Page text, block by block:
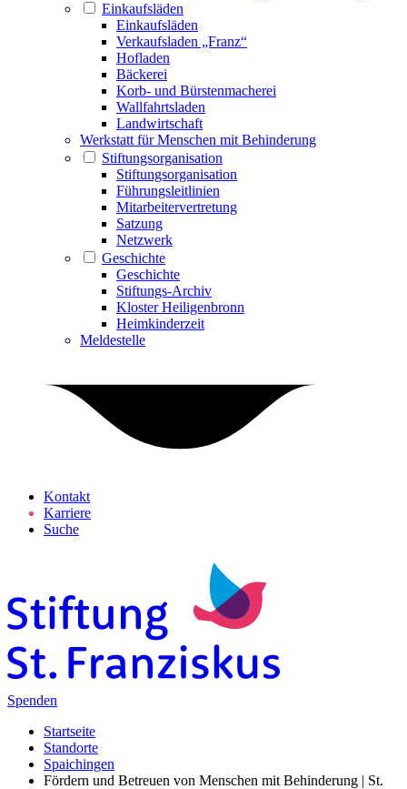
Einkaufsläden
Einkaufsläden
Verkaufsladen „Franz“
Hofladen
Bäckerei
Korb- und Bürstenmacherei
Wallfahrtsladen
Landwirtschaft
Werkstatt für Menschen mit Behinderung
Stiftungsorganisation
Stiftungsorganisation
Führungsleitlinien
Mitarbeitervertretung
Satzung
Netzwerk
Geschichte
Geschichte
Stiftungs-Archiv
Kloster Heiligenbronn
Heimkinderzeit
Meldestelle
Kontakt
Karriere
Suche
Spenden
Startseite
Standorte
Spaichingen
Fördern und Betreuen von Menschen mit Behinderung | St.